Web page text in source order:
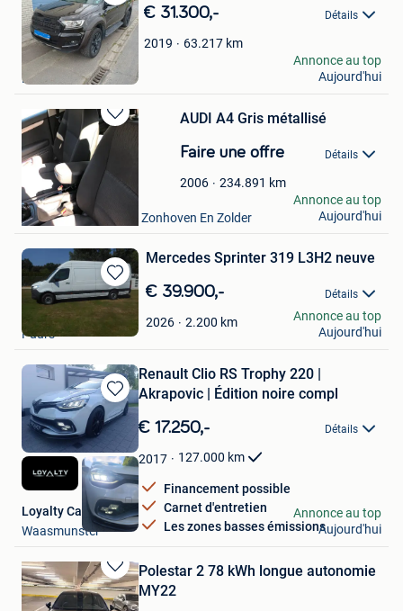
Sauvegarder
dans
Mes
Favoris
€ 31.300,- Détails
2019 63.217 km
Lieven Van Hoeck
Londerzeel
Annonce au top
Aujourd'hui
Sauvegarder
dans
Favoris
AUDI A4 Gris métallisé
Faire une offre Détails
2006 234.891 km
sa
Houthalen+ Deel Van Zonhoven En Zolder
Annonce au top
Aujourd'hui
Sauvegarder
dans
Mes
Favoris
Mercedes Sprinter 319 L3H2 neuve
€ 39.900,- Détails
2026 2.200 km
Caluwaerts Guy
Puurs
Annonce au top
Aujourd'hui
Sauvegarder
dans
Mes
Favoris
Renault Clio RS Trophy 220 |
Akrapovic | Édition noire compl
€ 17.250,- Détails
2017 127.000 km
Financement possible
Carnet d'entretien
Les zones basses émissions
Loyalty Cars
Waasmunster
Annonce au top
Aujourd'hui
Sauvegarder
dans
Polestar 2 78 kWh longue autonomie
MY22